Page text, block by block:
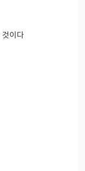
이다